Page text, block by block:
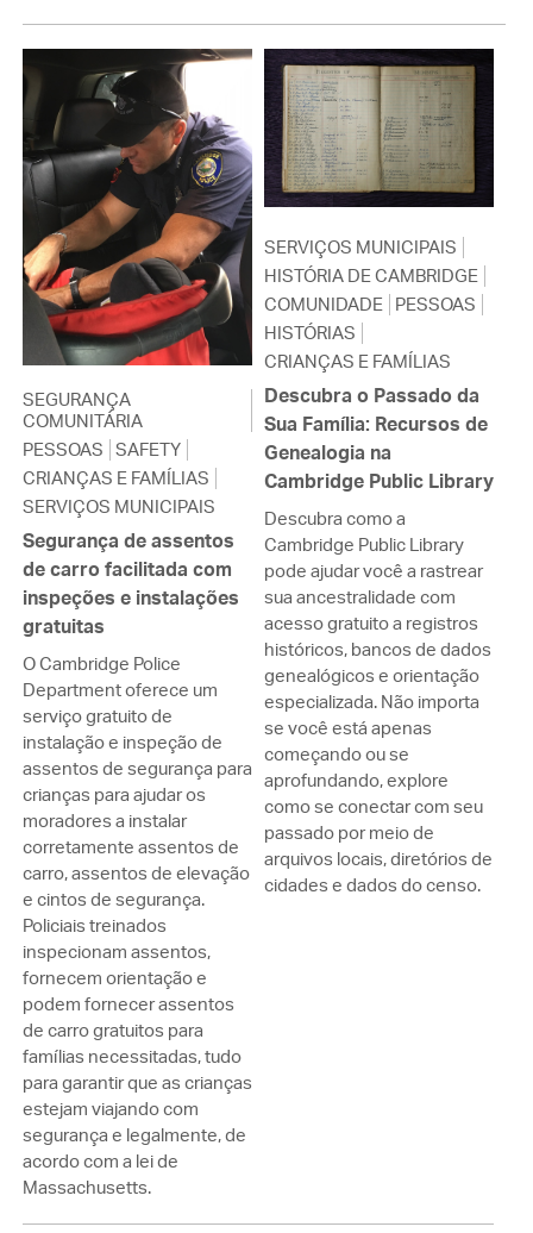
SEGURANÇA
COMUNITÁRIA
PESSOAS SAFETY
CRIANÇAS E FAMÍLIAS
SERVIÇOS MUNICIPAIS
Segurança de assentos
de carro facilitada com
inspeções e instalações
gratuitas
O Cambridge Police
Department oferece um
serviço gratuito de
instalação e inspeção de
assentos de segurança para
crianças para ajudar os
moradores a instalar
corretamente assentos de
carro, assentos de elevação
e cintos de segurança.
Policiais treinados
inspecionam assentos,
fornecem orientação e
podem fornecer assentos
de carro gratuitos para
famílias necessitadas, tudo
para garantir que as crianças
estejam viajando com
segurança e legalmente, de
acordo com a lei de
Massachusetts.
SERVIÇOS MUNICIPAIS
HISTÓRIA DE CAMBRIDGE
COMUNIDADE PESSOAS
HISTÓRIAS
CRIANÇAS E FAMÍLIAS
Descubra o Passado da
Sua Família: Recursos de
Genealogia na
Cambridge Public Library
Descubra como a
Cambridge Public Library
pode ajudar você a rastrear
sua ancestralidade com
acesso gratuito a registros
históricos, bancos de dados
genealógicos e orientação
especializada. Não importa
se você está apenas
começando ou se
aprofundando, explore
como se conectar com seu
passado por meio de
arquivos locais, diretórios de
cidades e dados do censo.